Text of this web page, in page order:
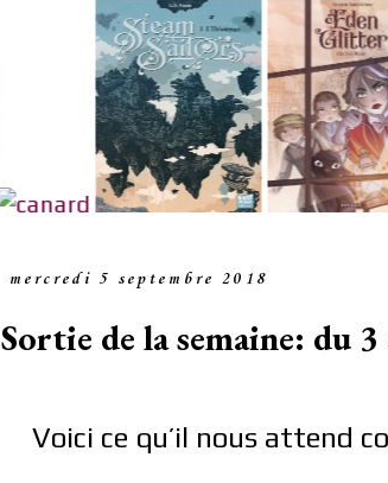
mercredi 5 septembre 2018
Sortie de la semaine: du
Voici ce qu’il nous attend